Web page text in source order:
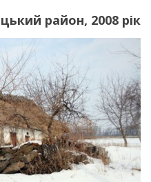
район, 2008 рік